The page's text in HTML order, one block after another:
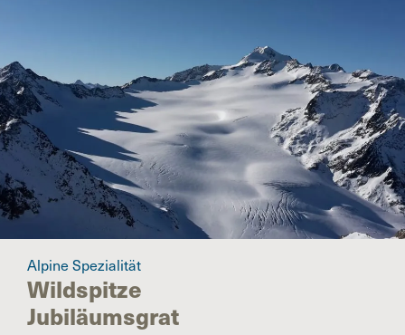
Alpine Spezialität
Wildspitze
Jubiläumsgrat